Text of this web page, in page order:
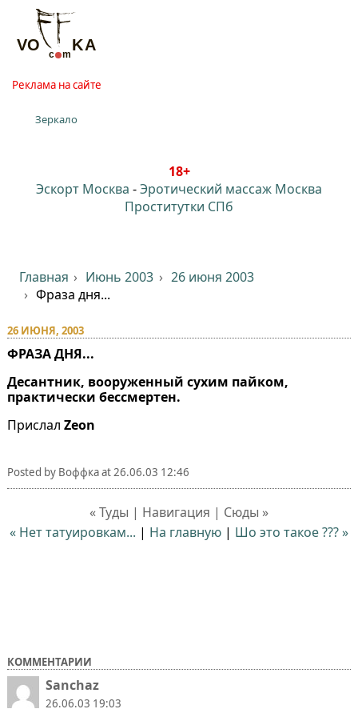
Реклама на сайте
Зеркало
18+
Эскорт Москва -Эротический массаж Москва
Проститутки СПб
Главная Июнь 2003
26 июня 2003
Фраза дня...
26 ИЮНЯ, 2003
ФРАЗА ДНЯ...
Десантник, вооруженный сухим пайком,
практически бессмертен.
Прислал Zeon
Posted by Воффкаat 26.06.03 12:46
« Туды | Навигация | Сюды »
« Нет татуировкам... | На главную | Шо это такое ??? »
КОММЕНТАРИИ
Sanchaz
26.06.03 19:03